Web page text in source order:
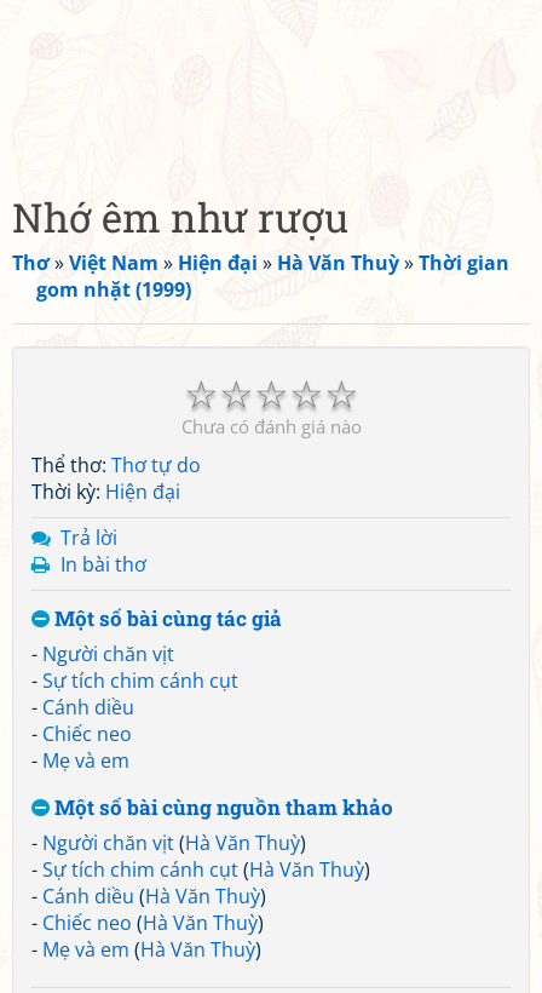
Nhớ êm như rượu
Thơ»Việt Nam » Hiện đại » Hà Văn Thuỳ»Thời gian
gom nhặt (1999)
☆
☆
☆
☆
☆
Chưa có đánh giá nào
Thể thơ: Thơ tự do
Thời kỳ: Hiện đại
Trả lời
In bài thơ
Một số bài cùng tác giả
- Người chăn vịt
-Sự tích chim cánh cụt
- Cánh diều
- Chiếc neo
- Mẹ và em
Một số bài cùng nguồn tham khảo
- Người chăn vịt(Hà Văn Thuỳ)
-Sự tích chim cánh cụt(Hà Văn Thuỳ)
- Cánh diều (Hà Văn Thuỳ)
- Chiếc neo (Hà Văn Thuỳ)
- Mẹ và em (Hà Văn Thuỳ)